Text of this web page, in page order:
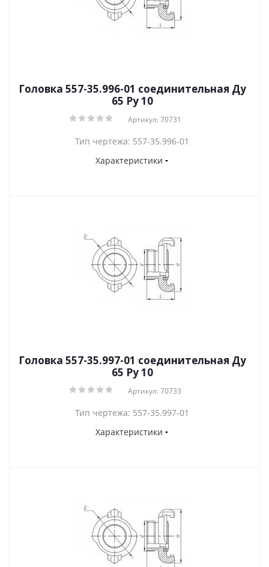
Головка 557-35.996-01 соединительная Ду
65 Py 10
Артикул: 70731
Тип чертежа: 557-35.996-01
Характеристики
Головка 557-35.997-01 соединительная Ду
65 Py 10
Артикул: 70733
Тип чертежа: 557-35.997-01
Характеристики